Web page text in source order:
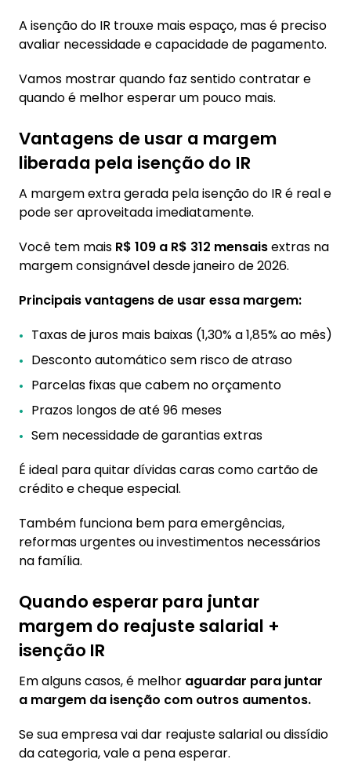
A isenção do IR trouxe mais espaço, mas é preciso
avaliar necessidade e capacidade de pagamento.
Vamos mostrar quando faz sentido contratar e
quando é melhor esperar um pouco mais.
Vantagens de usar a margem
liberada pela isenção do IR
A margem extra gerada pela isenção do IR é real e
pode ser aproveitada imediatamente.
Você tem mais R$ 109 a R$ 312 mensaisextras na
margem consignável desde janeiro de 2026.
Principais vantagens de usar essa margem:
Taxas de juros mais baixas (1,30% a 1,85% ao mês)
Desconto automático sem risco de atraso
Parcelas fixas que cabem no orçamento
Prazos longos de até 96 meses
Sem necessidade de garantias extras
É ideal para quitar dívidas caras como cartão de
crédito e cheque especial.
Também funciona bem para emergências,
reformas urgentes ou investimentos necessários
na família.
Quando esperar para juntar
margem do reajuste salarial +
isenção IR
Em alguns casos, é melhor aguardar para juntar
a margem da isenção com outros aumentos.
Se sua empresa vai dar reajuste salarial ou dissídio
da categoria, vale a pena esperar.